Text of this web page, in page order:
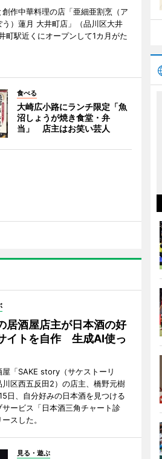
創作中華料理の店「亜細亜割烹（ア
う）蓮月 大井町店」（品川区大井
町駅近くにオープンして1カ月がた
食べる
大崎広小路にランチ限定「魚
沼しょうが焼き食堂・弁
当」 店主はお笑い芸人
居酒屋店主が日本酒の好
イトを自作 生成AI使っ
屋「SAKE story（サケストーリ
川区西五反田2）の店主、橋野元樹
日、自分好みの日本酒を見つける
サービス「日本酒三角チャート診
スした。
見る・遊ぶ